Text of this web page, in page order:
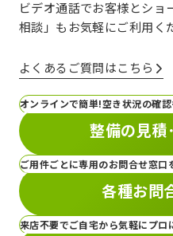
ビデオ通話でお客様とショ
相談」も お気軽にご利用く
よくあるご質問はこちら
オンラインで簡単!空き状況の確
整備の見積
ご用件ごとに専用のお問合せ窓口
各種お問
来店不要でご自宅から気軽にプロ